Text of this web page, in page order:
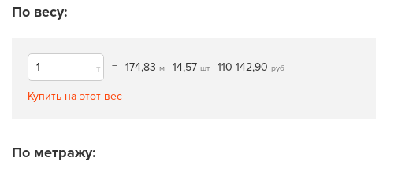
По весу:
т = 174,83 м 14,57 шт 110 142,90 руб
Купить на этот вес
По метражу: